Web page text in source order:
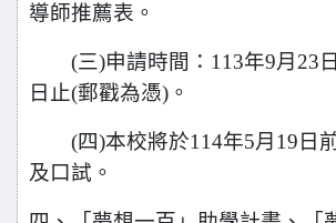
導師推薦表。
(三)申請時間：113年9月23
日止(郵戳為憑)。
(四)本校將於114年5月19日
及口試。